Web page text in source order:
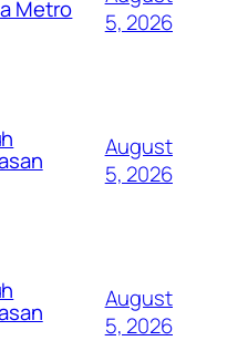
Metro
5, 2026
August
5, 2026
August
5, 2026